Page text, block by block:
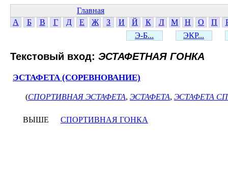
Главная
А
Б В Г Д Е Ж З И Й К Л М Н О П
Э-Б...
ЭКР...
Текстовый вход: ЭСТАФЕТНАЯ ГОНКА
ЭСТАФЕТА (СОРЕВНОВАНИЕ)
(СПОРТИВНАЯ ЭСТАФЕТА, ЭСТАФЕТА, ЭСТАФЕТА
ВЫШЕ СПОРТИВНАЯ ГОНКА